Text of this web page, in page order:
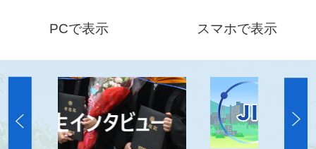
PCで表示 スマホで表示